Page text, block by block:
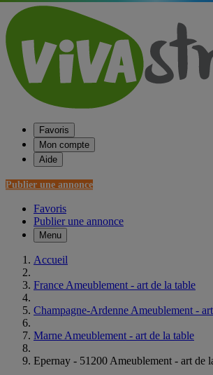
Favoris
Mon compte
Aide
Publier une annonce
Favoris
Publier une annonce
Menu
Accueil
France Ameublement - art de la table
Champagne-Ardenne Ameublement -
Marne Ameublement - art de la table
Epernay - 51200 Ameublement - art de